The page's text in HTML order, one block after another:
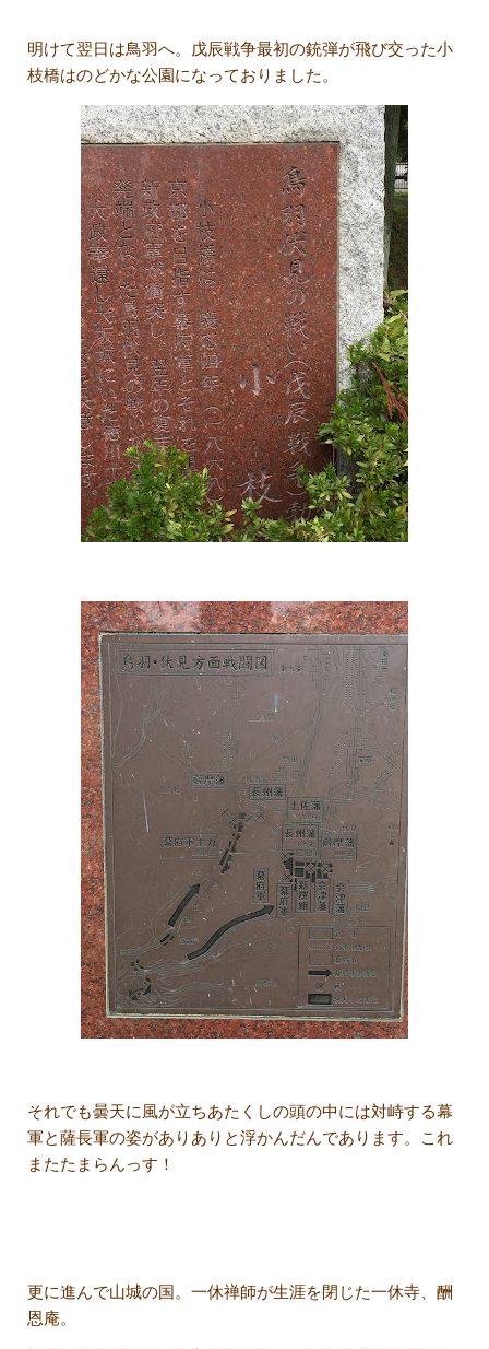
明けて翌日は鳥羽へ。戊辰戦争最初の銃弾が飛び交った小
枝橋はのどかな公園になっておりました。
それでも曇天に風が立ちあたくしの頭の中には対峙する幕
軍と薩長軍の姿がありありと浮かんだんであります。これ
またたまらんっす！
更に進んで山城の国。一休禅師が生涯を閉じた一休寺、酬
恩庵。